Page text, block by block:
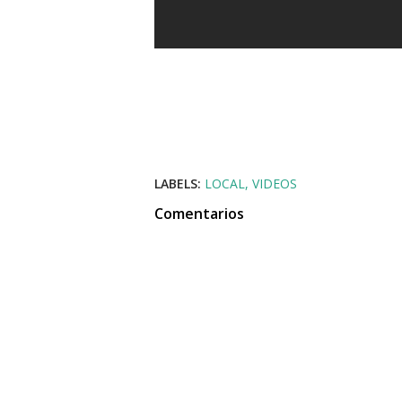
LABELS: LOCAL VIDEOS
Comentarios